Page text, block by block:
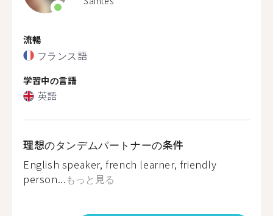
流暢
フランス語
学習中の言語
英語
理想のタンデムパートナーの条件
English speaker, french learner, friendly
person...もっと見る